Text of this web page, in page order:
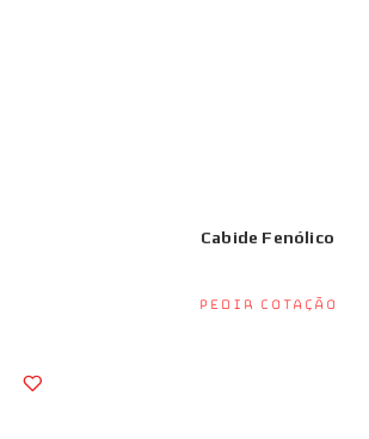
Cabide Fenólico
Pedir Cotação